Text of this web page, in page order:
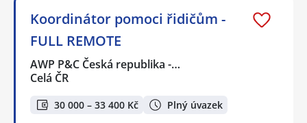
Koordinátor pomoci řidičům -
FULL REMOTE
AWP P&C Česká republika -…
Celá ČR
30 000 – 33 400 Kč Plný úvazek